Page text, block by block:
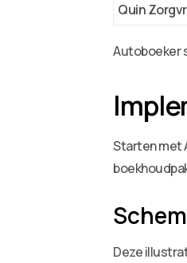
Quin
Autoboeker
Starten met
Deze